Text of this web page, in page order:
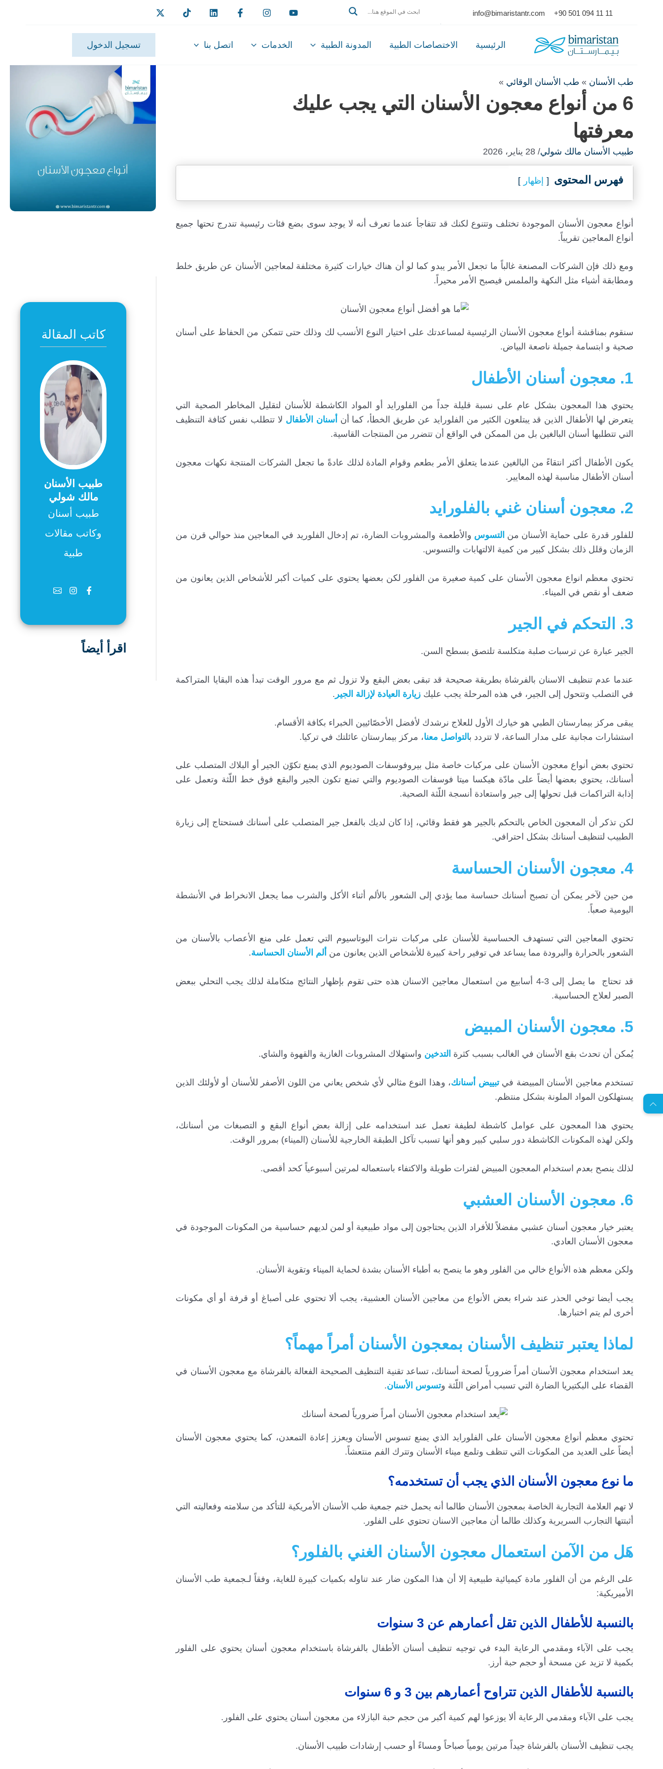
info@bimaristantr.com +90 501 094 11 11
الرئيسية الاختصاصات الطبية المدونة الطبية الخدمات اتصل بنا تسجيل الدخول
طب الأسنان » طب الأسنان الوقائي »
6 من أنواع معجون الأسنان التي يجب عليك
معرفتها
طبيب الأسنان مالك شولي/ 28 يناير، 2026
فهرس المحتوى إظهار
أنواع معجون الأسنان الموجودة تختلف وتتنوع لكنك قد تتفاجأ عندما تعرف أنه لا يوجد سوى بضع فئات رئيسية تندرج تحتها جميع
أنواع المعاجين تقريباً.
ومع ذلك فإن الشركات المصنعة غالباً ما تجعل الأمر يبدو كما لو أن هناك خيارات كثيرة مختلفة لمعاجين الأسنان عن طريق خلط
ومطابقة أشياء مثل النكهة والملمس فيصبح الأمر محيراً.
سنقوم بمناقشة أنواع معجون الأسنان الرئيسية لمساعدتك على اختيار النوع الأنسب لك وذلك حتى تتمكن من الحفاظ على أسنان
صحية و ابتسامة جميلة ناصعة البياض.
1. معجون أسنان الأطفال
يحتوي هذا المعجون بشكل عام على نسبة قليلة جداً من الفلورايد أو المواد الكاشطة للأسنان لتقليل المخاطر الصحية التي
يتعرض لها الأطفال الذين قد يبتلعون الكثير من الفلورايد عن طريق الخطأ، كما أن أسنان الأطفال لا تتطلب نفس كثافة التنظيف
التي تتطلبها أسنان البالغين بل من الممكن في الواقع أن تتضرر من المنتجات القاسية.
يكون الأطفال أكثر انتقاءً من البالغين عندما يتعلق الأمر بطعم وقوام المادة لذلك عادةً ما تجعل الشركات المنتجة نكهات معجون
أسنان الأطفال مناسبة لهذه المعايير.
2. معجون أسنان غني بالفلورايد
للفلور قدرة على حماية الأسنان من التسوس والأطعمة والمشروبات الضارة، تم إدخال الفلوريد في المعاجين منذ حوالي قرن من
الزمان وقلل ذلك بشكل كبير من كمية الالتهابات والتسوس.
تحتوي معظم انواع معجون الأسنان على كمية صغيرة من الفلور لكن بعضها يحتوي على كميات أكبر للأشخاص الذين يعانون من
ضعف أو نقص في الميناء.
3. التحكم في الجير
الجير عبارة عن ترسبات صلبة متكلسة تلتصق بسطح السن.
عندما عدم تنظيف الاسنان بالفرشاة بطريقة صحيحة قد تبقى بعض البقع ولا تزول ثم مع مرور الوقت تبدأ هذه البقايا المتراكمة
في التصلب وتتحول إلى الجير، في هذه المرحلة يجب عليك زيارة العيادة لإزالة الجير .
يبقى مركز بيمارستان الطبي هو خيارك الأول للعلاج نرشدك لأفضل الأخصّائيين الخبراء بكافة الأقسام.
استشارات مجانية على مدار الساعة، لا تتردد بالتواصل معنا، مركز بيمارستان عائلتك في تركيا.
تحتوي بعض أنواع معجون الأسنان على مركبات خاصة مثل بيروفوسفات الصوديوم الذي يمنع تكوّن الجير أو البلاك المتصلب على
أسنانك، يحتوي بعضها أيضاً على مادّة هيكسا ميتا فوسفات الصوديوم والتي تمنع تكون الجير والبقع فوق خط اللّثة وتعمل على
إذابة التراكمات قبل تحولها إلى جير واستعادة أنسجة اللّثة الصحية.
لكن تذكر أن المعجون الخاص بالتحكم بالجير هو فقط وقائي، إذا كان لديك بالفعل جير المتصلب على أسنانك فستحتاج إلى زيارة
الطبيب لتنظيف أسنانك بشكل احترافي.
4. معجون الأسنان الحساسة
من حين لآخر يمكن أن تصبح أسنانك حساسة مما يؤدي إلى الشعور بالألم أثناء الأكل والشرب مما يجعل الانخراط في الأنشطة
اليومية صعباً.
تحتوي المعاجين التي تستهدف الحساسية للأسنان على مركبات نترات البوتاسيوم التي تعمل على منع الأعصاب بالأسنان من
الشعور بالحرارة والبرودة مما يساعد في توفير راحة كبيرة للأشخاص الذين يعانون من ألم الأسنان الحساسة.
قد تحتاج ما يصل إلى 3-4 أسابيع من استعمال معاجين الاسنان هذه حتى تقوم بإظهار النتائج متكاملة لذلك يجب التحلي ببعض
الصبر لعلاج الحساسية.
5. معجون الأسنان المبيض
يُمكن أن تحدث بقع الأسنان في الغالب بسبب كثرة التدخين واستهلاك المشروبات الغازية والقهوة والشاي.
تستخدم معاجين الأسنان المبيضة فيتبييض أسنانك، وهذا النوع مثالي لأي شخص يعاني من اللون الأصفر للأسنان أو لأولئك الذين
يستهلكون المواد الملونة بشكل منتظم.
يحتوي هذا المعجون على عوامل كاشطة لطيفة تعمل عند استخدامه على إزالة بعض أنواع البقع و التصبغات من أسنانك،
ولكن لهذه المكونات الكاشطة دور سلبي كبير وهو أنها تسبب تآكل الطبقة الخارجية للأسنان (الميناء) بمرور الوقت.
لذلك ينصح بعدم استخدام المعجون المبيض لفترات طويلة والاكتفاء باستعماله لمرتين أسبوعياً كحد أقصى.
6. معجون الأسنان العشبي
يعتبر خيار معجون أسنان عشبي مفضلاً للأفراد الذين يحتاجون إلى مواد طبيعية أو لمن لديهم حساسية من المكونات الموجودة في
معجون الأسنان العادي.
ولكن معظم هذه الأنواع خالي من الفلور وهو ما ينصح به أطباء الأسنان بشدة لحماية الميناء وتقوية الأسنان.
يجب أيضا توخي الحذر عند شراء بعض الأنواع من معاجين الأسنان العشبية، يجب ألا تحتوي على أصباغ أو قرفة أو أي مكونات
أخرى لم يتم اختبارها.
لماذا يعتبر تنظيف الأسنان بمعجون الأسنان أمراً مهماً؟
يعد استخدام معجون الأسنان أمراً ضرورياً لصحة أسنانك، تساعد تقنية التنظيف الصحيحة الفعالة بالفرشاة مع معجون الأسنان في
القضاء على البكتيريا الضارة التي تسبب أمراض اللّثة وتسوس الأسنان.
تحتوي معظم أنواع معجون الأسنان على الفلورايد الذي يمنع تسوس الأسنان ويعزز إعادة التمعدن، كما يحتوي معجون الأسنان
أيضاً على العديد من المكونات التي تنظف وتلمع ميناء الأسنان وتترك الفم منتعشاً.
ما نوع معجون الأسنان الذي يجب أن تستخدمه؟
لا تهم العلامة التجارية الخاصة بمعجون الأسنان طالما أنه يحمل ختم جمعية طب الأسنان الأمريكية للتأكد من سلامته وفعاليته التي
أثبتتها التجارب السريرية وكذلك طالما أن معاجين الاسنان تحتوي على الفلور.
هَل من الآمن استعمال معجون الأسنان الغني بالفلور؟
على الرغم من أن الفلور مادة كيميائية طبيعية إلا أن هذا المكون ضار عند تناوله بكميات كبيرة للغاية، وفقاً لـجمعية طب الأسنان
الأميريكية:
بالنسبة للأطفال الذين تقل أعمارهم عن 3 سنوات
يجب على الآباء ومقدمي الرعاية البدء في توجيه تنظيف أسنان الأطفال بالفرشاة باستخدام معجون أسنان يحتوي على الفلور
بكمية لا تزيد عن مسحة أو حجم حبة أرز.
بالنسبة للأطفال الذين تتراوح أعمارهم بين 3 و 6 سنوات
يجب على الآباء ومقدمي الرعاية ألا يوزعوا لهم كمية أكبر من حجم حبة البازلاء من معجون أسنان يحتوي على الفلور.
يجب تنظيف الأسنان بالفرشاة جيداً مرتين يومياً صباحاً ومساءً أو حسب إرشادات طبيب الأسنان.
كاتب المقالة
طبيب الأسنان
مالك شولي
طبيب أسنان
وكاتب مقالات
طبية
اقرأ أيضاً